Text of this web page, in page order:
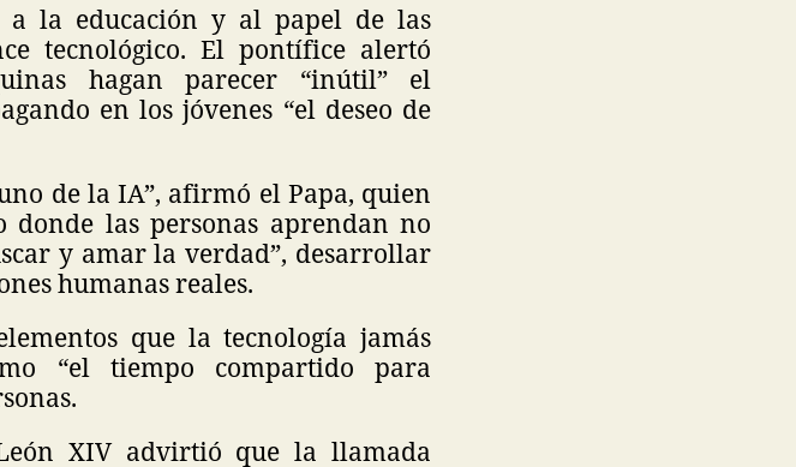
a la educación y al papel de las
tecnológico. El pontífice alertó
hagan parecer “inútil” el
en los jóvenes “el deseo de
de la IA”, afirmó el Papa, quien
donde las personas aprendan no
y amar la verdad”, desarrollar
humanas reales.
que la tecnología jamás
“el tiempo compartido para
XIV advirtió que la llamada